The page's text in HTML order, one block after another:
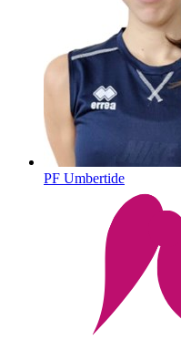
PF Umbertide